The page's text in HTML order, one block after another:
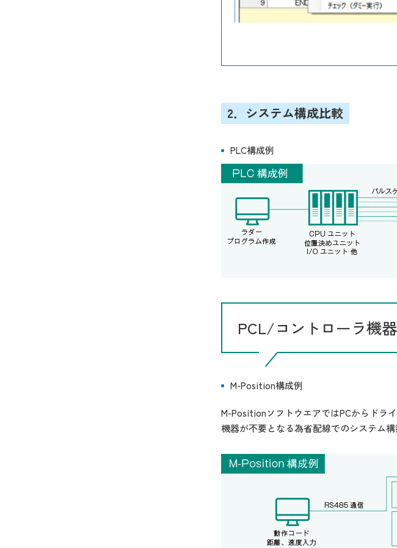
2．システム構成比較
PLC構成例
PCL/コントローラ機
M-Position構成例
M-PositionソフトウエアではPCからドラ
機器が不要となる為省配線でのシステム構